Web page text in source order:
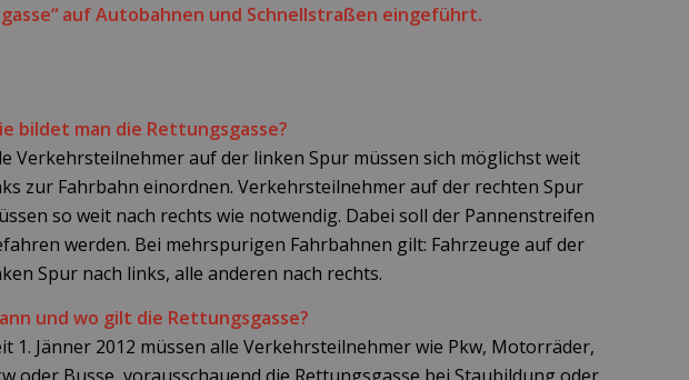
auf Autobahnen und Schnellstraßen eingeführt.
bildet man die Rettungsgasse?
Verkehrsteilnehmer auf der linken Spur müssen sich möglichst weit
zur Fahrbahn einordnen. Verkehrsteilnehmer auf der rechten Spur
so weit nach rechts wie notwendig. Dabei soll der Pannenstreifen
werden. Bei mehrspurigen Fahrbahnen gilt: Fahrzeuge auf der
Spur nach links, alle anderen nach rechts.
und wo gilt die Rettungsgasse?
1. Jänner 2012 müssen alle Verkehrsteilnehmer wie Pkw, Motorräder,